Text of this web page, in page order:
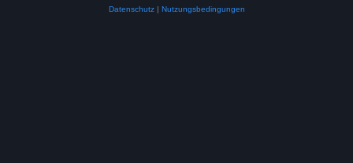
Datenschutz| Nutzungsbedingungen